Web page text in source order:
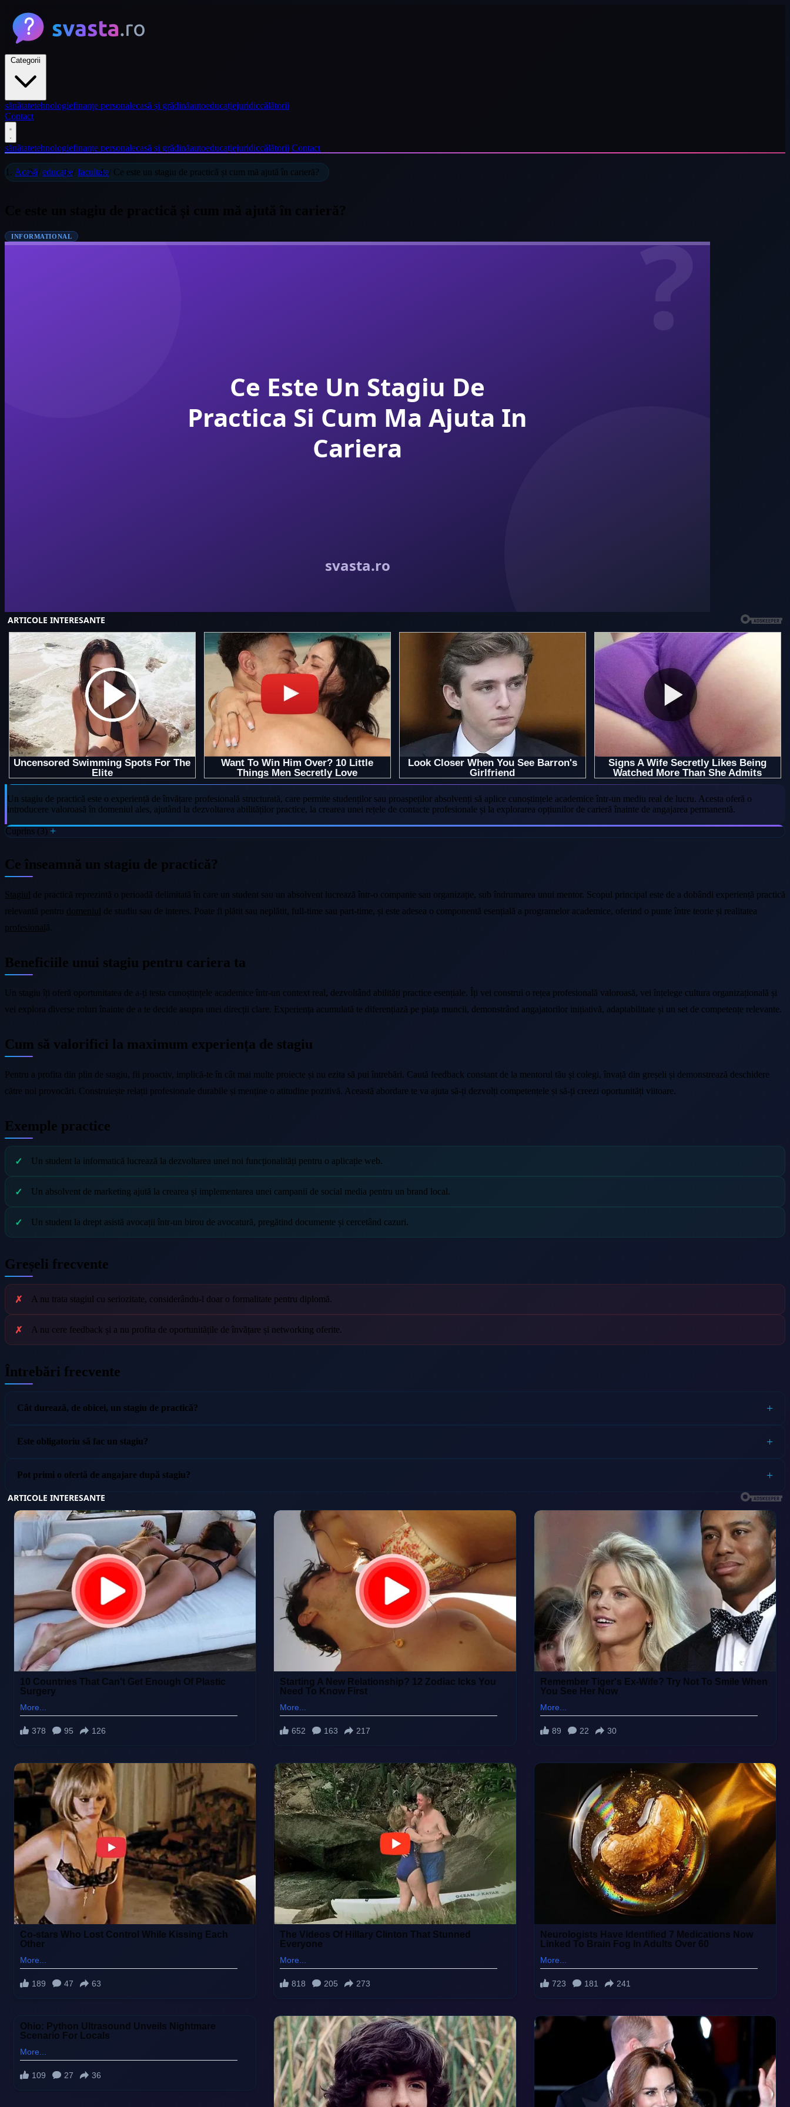
sănătatetehnologiefinanțe personalecasă și grădinăautoeducațiejuridiccălătorii
Contact
sănătatetehnologiefinanțe personalecasă și grădinăautoeducațiejuridiccălătorii Contact
Acasă/ educație/ facultate/ Ce este un stagiu de practică și cum mă ajută în carieră?
Ce este un stagiu de practică și cum mă ajută în carieră?
INFORMATIONAL
Un stagiu de practică este o experiență de învățare profesională structurată, care permite studenților sau proaspeților absolvenți să aplice cunoștințele academice într-un mediu real de lucru. Acesta oferă o
introducere valoroasă în domeniul ales, ajutând la dezvoltarea abilităților practice, la crearea unei rețele de contacte profesionale și la explorarea opțiunilor de carieră înainte de angajarea permanentă.
Cuprins (3)
Ce înseamnă un stagiu de practică?
Stagiul de practică reprezintă o perioadă delimitată în care un student sau un absolvent lucrează într-o companie sau organizație, sub îndrumarea unui mentor. Scopul principal este de a dobândi experiență practică
relevantă pentru domeniul de studiu sau de interes. Poate fi plătit sau neplătit, full-time sau part-time, și este adesea o componentă esențială a programelor academice, oferind o punte între teorie și realitatea
profesională.
Beneficiile unui stagiu pentru cariera ta
Un stagiu îți oferă oportunitatea de a-ți testa cunoștințele academice într-un context real, dezvoltând abilități practice esențiale. Îți vei construi o rețea profesională valoroasă, vei înțelege cultura organizațională și
vei explora diverse roluri înainte de a te decide asupra unei direcții clare. Experiența acumulată te diferențiază pe piața muncii, demonstrând angajatorilor inițiativă, adaptabilitate și un set de competențe relevante.
Cum să valorifici la maximum experiența de stagiu
Pentru a profita din plin de stagiu, fii proactiv, implică-te în cât mai multe proiecte și nu ezita să pui întrebări. Caută feedback constant de la mentorul tău și colegi, învață din greșeli și demonstrează deschidere
către noi provocări. Construiește relații profesionale durabile și menține o atitudine pozitivă. Această abordare te va ajuta să-ți dezvolți competențele și să-ți creezi oportunități viitoare.
Exemple practice
Un student la informatică lucrează la dezvoltarea unei noi funcționalități pentru o aplicație web.
Un absolvent de marketing ajută la crearea și implementarea unei campanii de social media pentru un brand local.
Un student la drept asistă avocații într-un birou de avocatură, pregătind documente și cercetând cazuri.
Greșeli frecvente
A nu trata stagiul cu seriozitate, considerându-l doar o formalitate pentru diplomă.
A nu cere feedback și a nu profita de oportunitățile de învățare și networking oferite.
Întrebări frecvente
Cât durează, de obicei, un stagiu de practică?
Este obligatoriu să fac un stagiu?
Pot primi o ofertă de angajare după stagiu?